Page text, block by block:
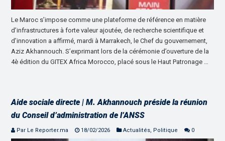
Le Maroc s’impose comme une plateforme de référence en matière
d’infrastructures à forte valeur ajoutée, de recherche scientifique et
d’innovation a affirmé, mardi à Marrakech, le Chef du gouvernement,
Aziz Akhannouch. S’exprimant lors de la cérémonie d’ouverture de la
4è édition du GITEX Africa Morocco, placé sous le Haut Patronage …
Aide sociale directe | M. Akhannouch préside la réunion
du Conseil d’administration de l’ANSS
Par Le Reporter.ma 18/02/2026 Actualités Politique 0